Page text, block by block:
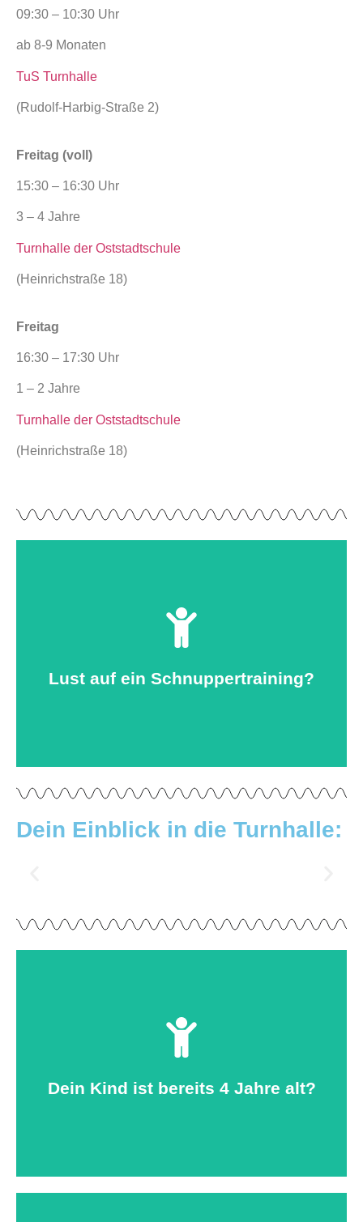
09:30 – 10:30 Uhr
ab 8-9 Monaten
TuS Turnhalle
(Rudolf-Harbig-Straße 2)
Freitag (voll)
15:30 – 16:30 Uhr
3 – 4 Jahre
Turnhalle der Oststadtschule
(Heinrichstraße 18)
Freitag
16:30 – 17:30 Uhr
1 – 2 Jahre
Turnhalle der Oststadtschule
(Heinrichstraße 18)
Lust auf ein Schnuppertraining?
kinderturnen@tus-wunstorf.de
Dein Einblick in die Turnhalle:
Dein Kind ist bereits 4 Jahre alt?
Besuche uns beim Kinderturnen!
Hier klicken